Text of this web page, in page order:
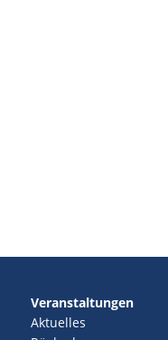
Veranstaltungen
Aktuelles